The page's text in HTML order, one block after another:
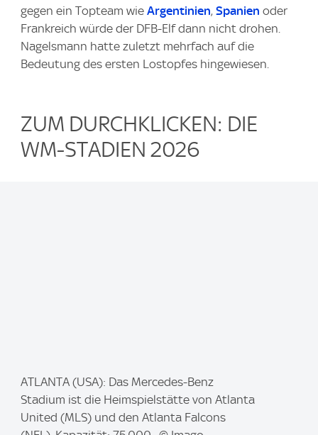
gegen ein Topteam wie Argentinien, Spanien oder
Frankreich würde der DFB-Elf dann nicht drohen.
Nagelsmann hatte zuletzt mehrfach auf die
Bedeutung des ersten Lostopfes hingewiesen.
ZUM DURCHKLICKEN: DIE
WM-STADIEN 2026
m
ATLANTA (USA): Das Mercedes-Benz
Stadium ist die Heimspielstätte von Atlanta
United (MLS) und den Atlanta Falcons